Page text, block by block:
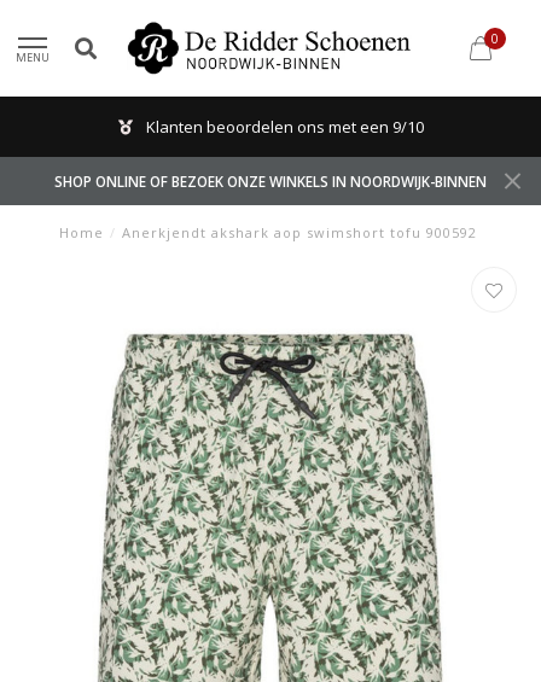
MENU
0
Klanten beoordelen ons met een 9/10
SHOP ONLINE OF BEZOEK ONZE WINKELS IN NOORDWIJK-BINNEN
Home / Anerkjendt akshark aop swimshort tofu 900592